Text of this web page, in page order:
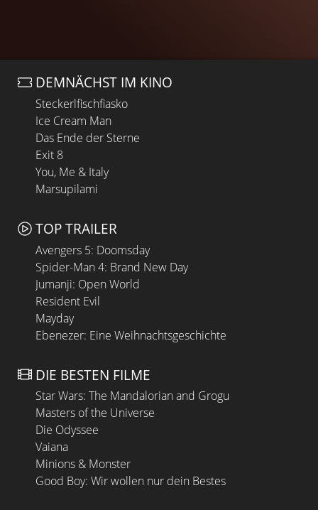
DEMNÄCHST IM KINO
Steckerlfischfiasko
Ice Cream Man
Das Ende der Sterne
Exit 8
You, Me & Italy
Marsupilami
TOP TRAILER
Avengers 5: Doomsday
Spider-Man 4: Brand New Day
Jumanji: Open World
Resident Evil
Mayday
Ebenezer: Eine Weihnachtsgeschichte
DIE BESTEN FILME
Star Wars: The Mandalorian and Grogu
Masters of the Universe
Die Odyssee
Vaiana
Minions & Monster
Good Boy: Wir wollen nur dein Bestes